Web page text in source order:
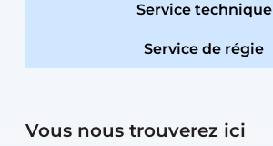
Service technique
Service de régie
Vous nous trouverez ici